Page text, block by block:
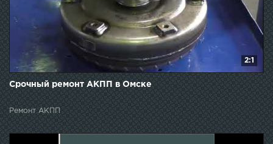
2:1
Срочный ремонт АКПП в Омске
Ремонт АКПП